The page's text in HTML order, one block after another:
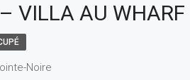
VILLA AU WHARF
Noire